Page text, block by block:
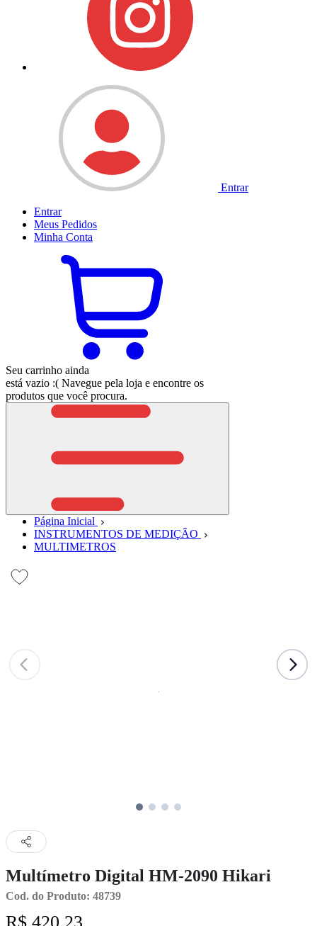
Entrar
Entrar
Meus Pedidos
Minha Conta
Seu carrinho ainda
está vazio :( Navegue pela loja e encontre os
produtos que você procura.
Página Inicial
INSTRUMENTOS DE MEDIÇÃO
MULTIMETROS
Multímetro Digital HM-2090 Hikari
Cod. do Produto: 48739